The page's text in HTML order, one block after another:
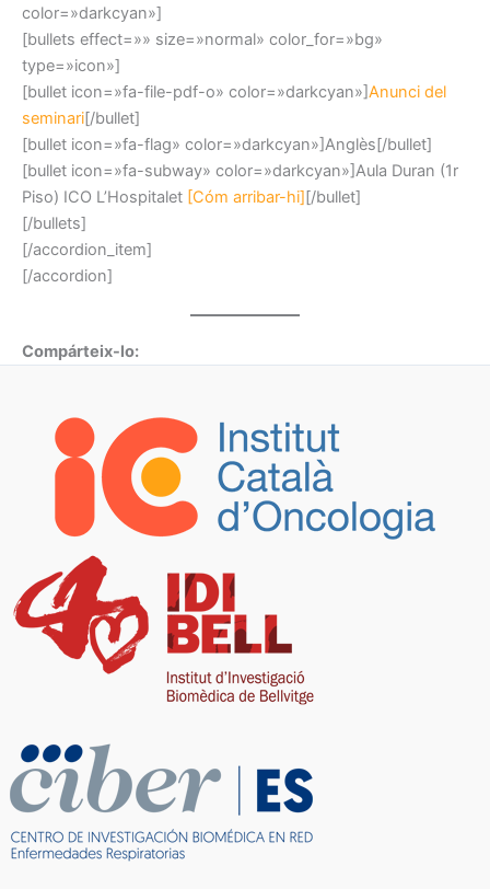
color=»darkcyan»]
[bullets effect=»» size=»normal» color_for=»bg»
type=»icon»]
[bullet icon=»fa-file-pdf-o» color=»darkcyan»]Anunci del
seminari[/bullet]
[bullet icon=»fa-flag» color=»darkcyan»]Anglès[/bullet]
[bullet icon=»fa-subway» color=»darkcyan»]Aula Duran (1r
Piso) ICO L’Hospitalet [Cóm arribar-hi][/bullet]
[/bullets]
[/accordion_item]
[/accordion]
Compárteix-lo: